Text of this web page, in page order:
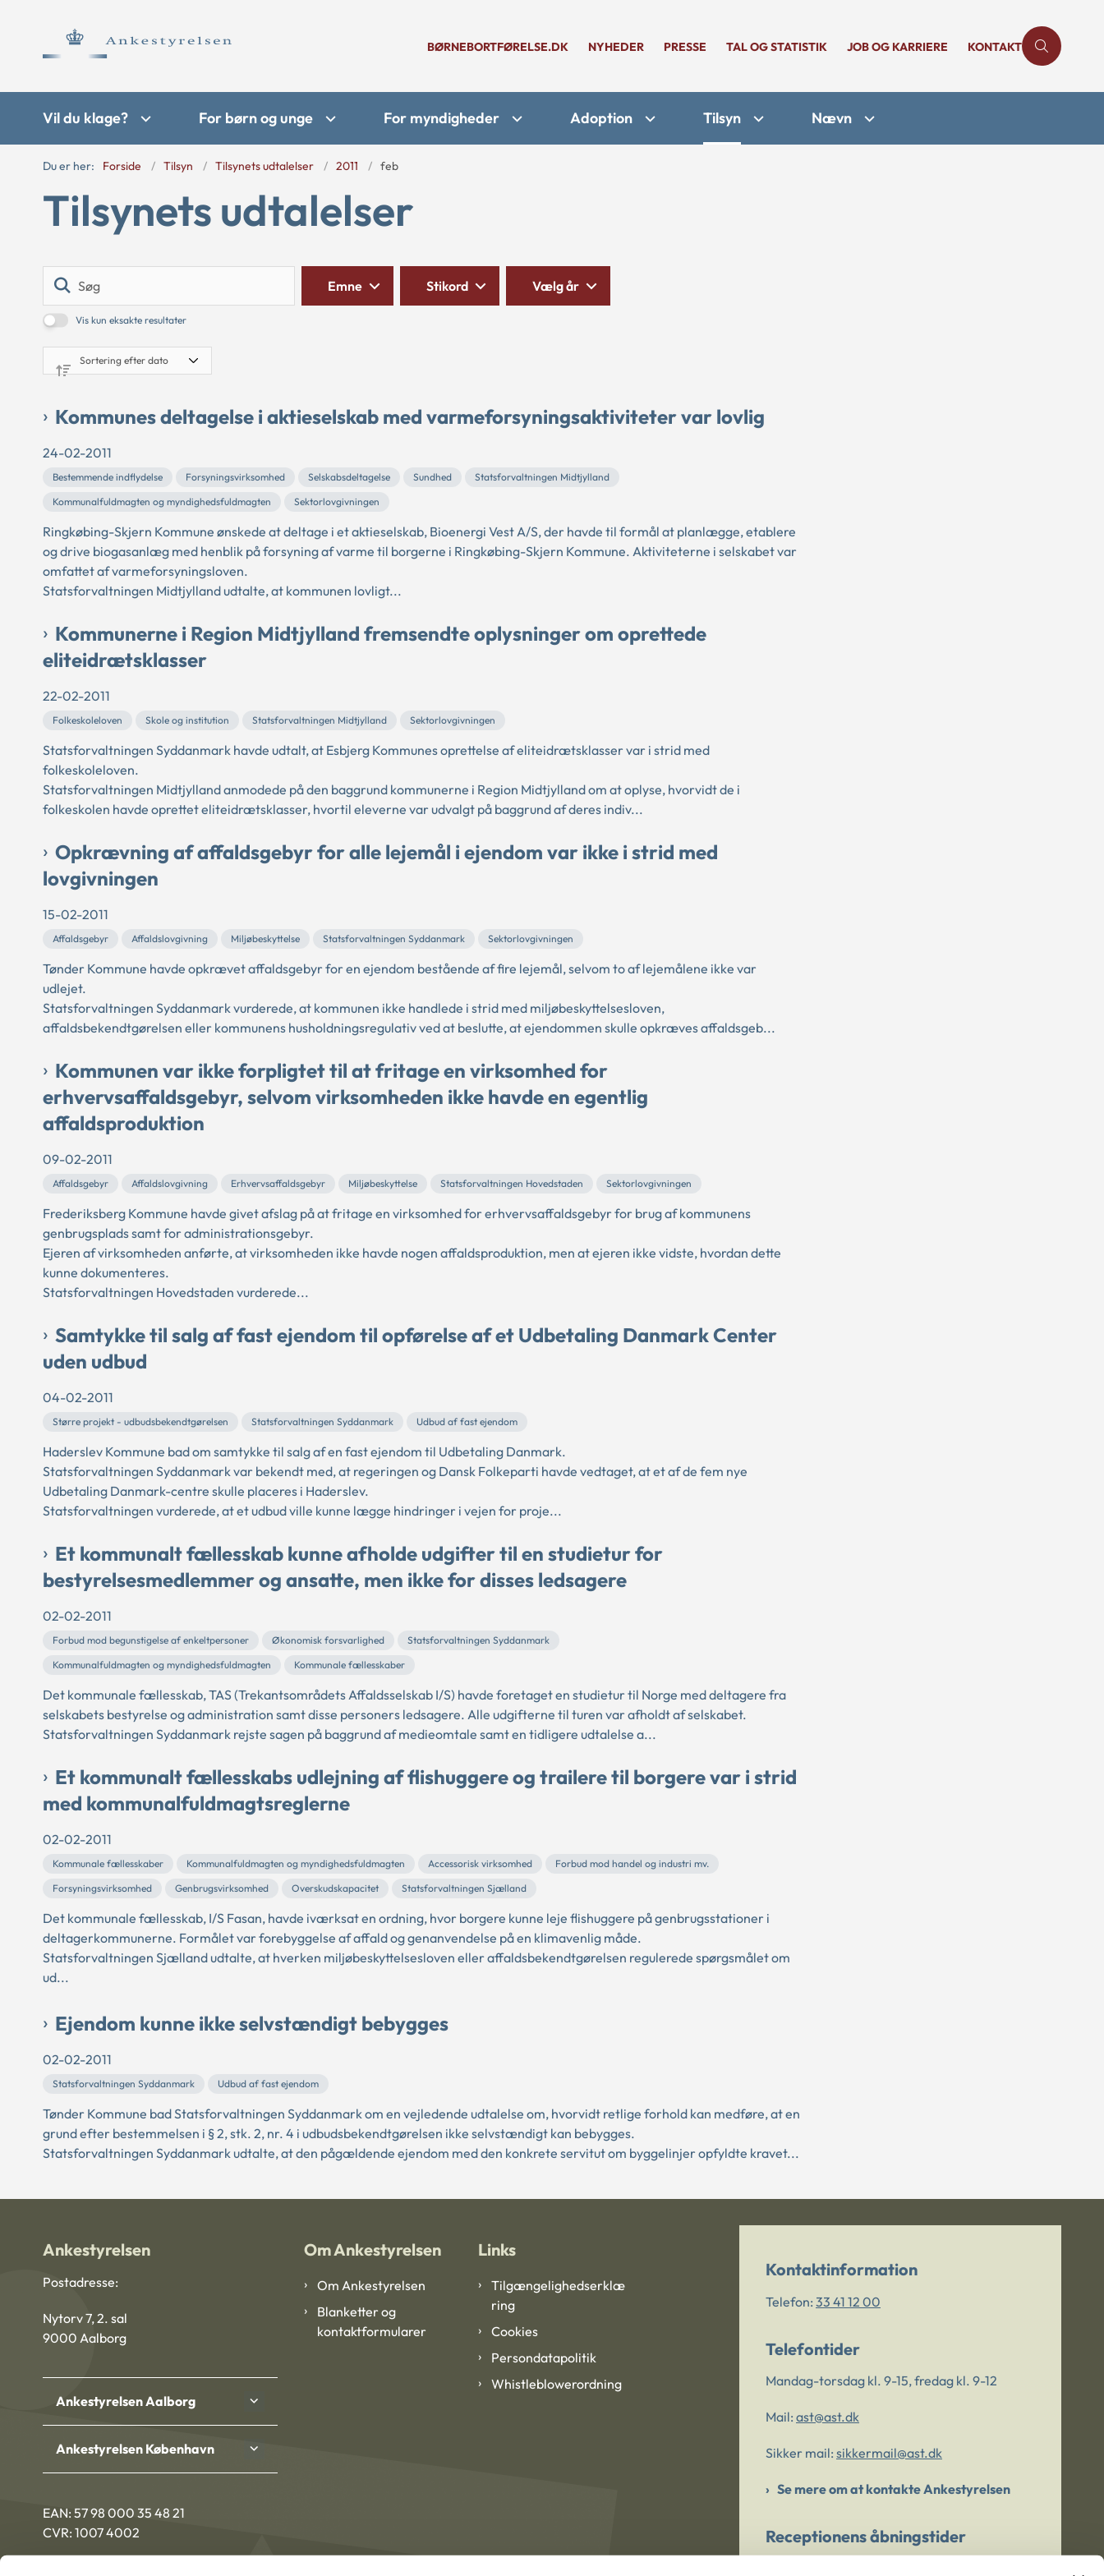
BØRNEBORTFØRELSE.DK NYHEDER PRESSE TAL OG STATISTIK JOB OG KARRIERE KONTAKT
Vil du klage? For børn og unge For myndigheder Adoption Tilsyn Nævn
Du er her: Forside Tilsyn Tilsynets udtalelser 2011 feb
Tilsynets udtalelser
Vis kun eksakte resultater
Emne Stikord Vælg år
Kommunes deltagelse i aktieselskab med varmeforsyningsaktiviteter var lovlig
24-02-2011
Bestemmende indflydelse Forsyningsvirksomhed Selskabsdeltagelse Sundhed
Statsforvaltningen Midtjylland
Kommunalfuldmagten og myndighedsfuldmagten
Sektorlovgivningen
Ringkøbing-Skjern Kommune ønskede at deltage i et aktieselskab, Bioenergi Vest A/S, der havde til formål at planlægge, etablere
og drive biogasanlæg med henblik på forsyning af varme til borgerne i Ringkøbing-Skjern Kommune. Aktiviteterne i selskabet var
omfattet af varmeforsyningsloven.
Statsforvaltningen Midtjylland udtalte, at kommunen lovligt...
Kommunerne i Region Midtjylland fremsendte oplysninger om oprettede
eliteidrætsklasser
22-02-2011
Folkeskoleloven Skole og institution Statsforvaltningen Midtjylland Sektorlovgivningen
Statsforvaltningen Syddanmark havde udtalt, at Esbjerg Kommunes oprettelse af eliteidrætsklasser var i strid med
folkeskoleloven.
Statsforvaltningen Midtjylland anmodede på den baggrund kommunerne i Region Midtjylland om at oplyse, hvorvidt de i
folkeskolen havde oprettet eliteidrætsklasser, hvortil eleverne var udvalgt på baggrund af deres indiv...
Opkrævning af affaldsgebyr for alle lejemål i ejendom var ikke i strid med
lovgivningen
15-02-2011
Affaldsgebyr Affaldslovgivning Miljøbeskyttelse Statsforvaltningen Syddanmark Sektorlovgivningen
Tønder Kommune havde opkrævet affaldsgebyr for en ejendom bestående af fire lejemål, selvom to af lejemålene ikke var
udlejet.
Statsforvaltningen Syddanmark vurderede, at kommunen ikke handlede i strid med miljøbeskyttelsesloven,
affaldsbekendtgørelsen eller kommunens husholdningsregulativ ved at beslutte, at ejendommen skulle opkræves affaldsgeb...
Kommunen var ikke forpligtet til at fritage en virksomhed for
erhvervsaffaldsgebyr, selvom virksomheden ikke havde en egentlig
affaldsproduktion
09-02-2011
Affaldsgebyr Affaldslovgivning Erhvervsaffaldsgebyr Miljøbeskyttelse Statsforvaltningen Hovedstaden Sektorlovgivningen
Frederiksberg Kommune havde givet afslag på at fritage en virksomhed for erhvervsaffaldsgebyr for brug af kommunens
genbrugsplads samt for administrationsgebyr.
Ejeren af virksomheden anførte, at virksomheden ikke havde nogen affaldsproduktion, men at ejeren ikke vidste, hvordan dette
kunne dokumenteres.
Statsforvaltningen Hovedstaden vurderede...
Samtykke til salg af fast ejendom til opførelse af et Udbetaling Danmark Center
uden udbud
04-02-2011
Større projekt - udbudsbekendtgørelsen Statsforvaltningen Syddanmark Udbud af fast ejendom
Haderslev Kommune bad om samtykke til salg af en fast ejendom til Udbetaling Danmark.
Statsforvaltningen Syddanmark var bekendt med, at regeringen og Dansk Folkeparti havde vedtaget, at et af de fem nye
Udbetaling Danmark-centre skulle placeres i Haderslev.
Statsforvaltningen vurderede, at et udbud ville kunne lægge hindringer i vejen for proje...
Et kommunalt fællesskab kunne afholde udgifter til en studietur for
bestyrelsesmedlemmer og ansatte, men ikke for disses ledsagere
02-02-2011
Forbud mod begunstigelse af enkeltpersoner Økonomisk forsvarlighed
Statsforvaltningen Syddanmark
Kommunalfuldmagten og myndighedsfuldmagten
Kommunale fællesskaber
Det kommunale fællesskab, TAS (Trekantsområdets Affaldsselskab I/S) havde foretaget en studietur til Norge med deltagere fra
selskabets bestyrelse og administration samt disse personers ledsagere. Alle udgifterne til turen var afholdt af selskabet.
Statsforvaltningen Syddanmark rejste sagen på baggrund af medieomtale samt en tidligere udtalelse a...
Et kommunalt fællesskabs udlejning af flishuggere og trailere til borgere var i strid
med kommunalfuldmagtsreglerne
02-02-2011
Kommunale fællesskaber Kommunalfuldmagten og myndighedsfuldmagten Accessorisk virksomhed
Forbud mod handel og industri mv.
Forsyningsvirksomhed
Genbrugsvirksomhed Overskudskapacitet Statsforvaltningen Sjælland
Det kommunale fællesskab, I/S Fasan, havde iværksat en ordning, hvor borgere kunne leje flishuggere på genbrugsstationer i
deltagerkommunerne. Formålet var forebyggelse af affald og genanvendelse på en klimavenlig måde.
Statsforvaltningen Sjælland udtalte, at hverken miljøbeskyttelsesloven eller affaldsbekendtgørelsen regulerede spørgsmålet om
ud...
Ejendom kunne ikke selvstændigt bebygges
02-02-2011
Statsforvaltningen Syddanmark Udbud af fast ejendom
Tønder Kommune bad Statsforvaltningen Syddanmark om en vejledende udtalelse om, hvorvidt retlige forhold kan medføre, at en
grund efter bestemmelsen i § 2, stk. 2, nr. 4 i udbudsbekendtgørelsen ikke selvstændigt kan bebygges.
Statsforvaltningen Syddanmark udtalte, at den pågældende ejendom med den konkrete servitut om byggelinjer opfyldte kravet...
Ankestyrelsen
Postadresse:
Nytorv 7, 2. sal
9000 Aalborg
Ankestyrelsen Aalborg
Ankestyrelsen København
EAN: 57 98 000 35 48 21
CVR: 1007 4002
Om Ankestyrelsen
Om Ankestyrelsen
Blanketter og
kontaktformularer
Links
Tilgængelighedserklæ
ring
Cookies
Persondatapolitik
Whistleblowerordning
Kontaktinformation
Telefon: 33 41 12 00
Telefontider
Mandag-torsdag kl. 9-15, fredag kl. 9-12
Mail: ast@ast.dk
Sikker mail: sikkermail@ast.dk
Se mere om at kontakte Ankestyrelsen
Receptionens åbningstider